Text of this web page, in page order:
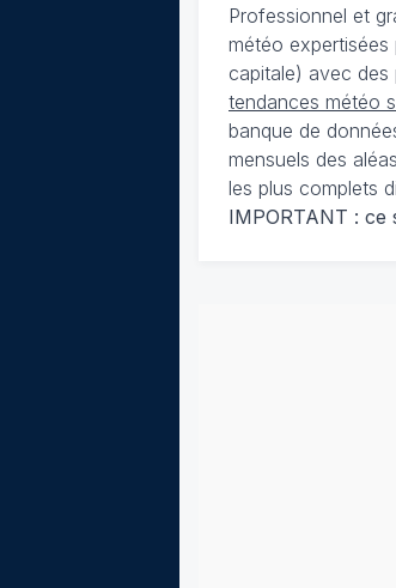
Professionnel et
météo
capitale) avec des
tendances météo
banque de
mensuels des
les plus complets
IMPORTANT : ce